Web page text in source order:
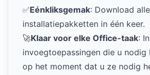
✅Eénkliksgemak: Download
installatiepakketten in één keer.
🚀Klaar voor elke Office-taak:
invoegtoepassingen die u nodig
op het moment dat u ze nodig